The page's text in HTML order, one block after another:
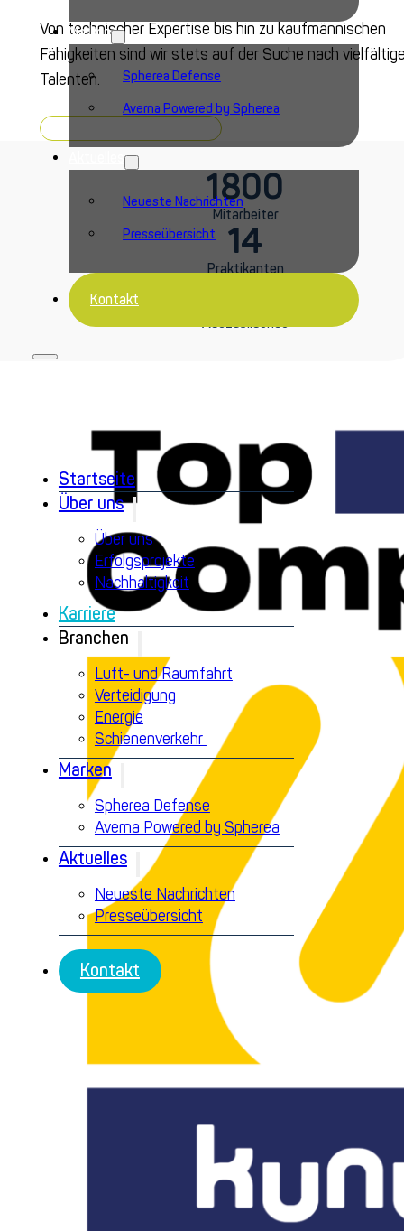
Marken
Spherea Defense
Averna Powered by Spherea
Neueste Nachrichten
Presseübersicht
Kontakt
Startseite
Über uns
Über uns
Erfolgsprojekte
Nachhaltigkeit
Karriere
Branchen
Luft- und Raumfahrt
Verteidigung
Energie
Schienenverkehr
Marken
Spherea Defense
Averna Powered by Spherea
Aktuelles
Neueste Nachrichten
Presseübersicht
Kontakt
Von technischer Expertise bis hin zu kaufmännischen
Fähigkeiten sind wir stets auf der Suche nach
Talenten.
Stellenangebote
1800
Mitarbeiter
14
Praktikanten
Auszubildende